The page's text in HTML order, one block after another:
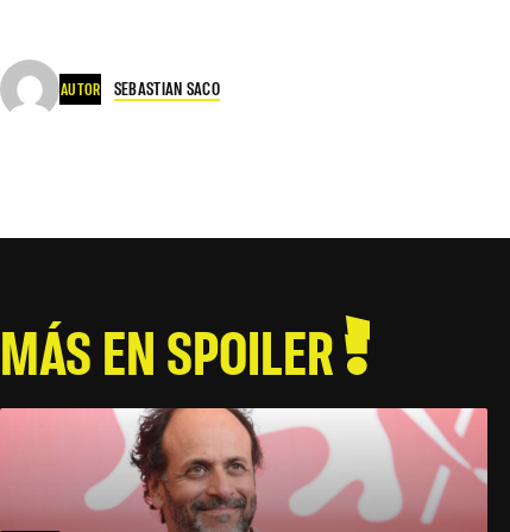
AUTOR SEBASTIAN SACO
MÁS EN SPOILER